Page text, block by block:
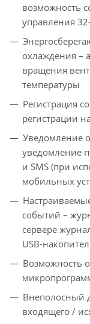
возможность
управления
охлаждения –
вращения
температуры
Регистрация
регистрации
Уведомление
уведомление
и SMS (при
мобильных
событий –
сервере
USB-
Возможность
Внеполосный
входящего /